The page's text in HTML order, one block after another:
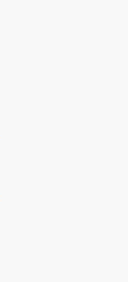
gì, mệnh
Tuất hành
tính cặp can chi này nằm ở